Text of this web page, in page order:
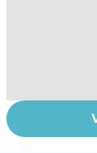
Grand
conseils